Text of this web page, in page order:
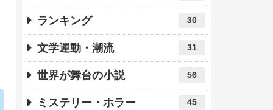
ランキング 30
文学運動・潮流 31
世界が舞台の小説 56
ミステリー・ホラー 45